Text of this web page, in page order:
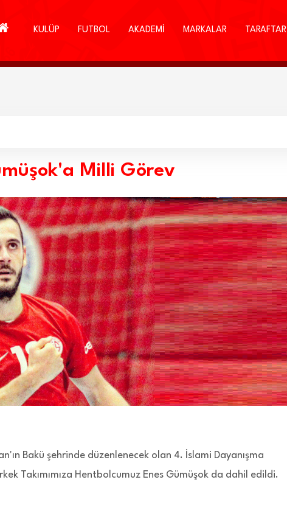
KULÜP FUTBOL AKADEMİ MARKALAR TARAFTAR
Milli Görev
Bakü şehrinde düzenlenecek olan 4. İslami Dayanışma
Takımımıza Hentbolcumuz Enes Gümüşok da dahil edildi.